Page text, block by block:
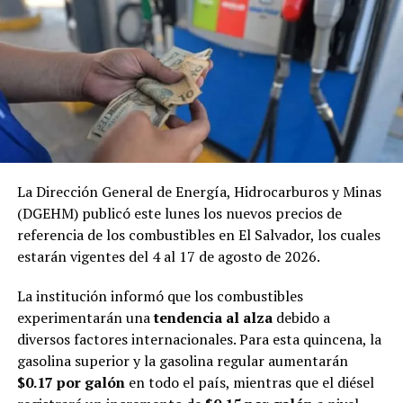
interconectado con el mundo, estamos viendo que
nuestros niveles de inflación están disminuyendo»,
afirmó recientemente, la ministra de Economía, María
Luisa Hayem.
Por otra parte, el BCR informó que El Salvador también
ha registrado una notable disminución anual del 16.7 %
en los precios de los combustibles y lubricantes para el
uno de los países con mayor reducción a escala global.
Facebook X
La Dirección General de Energía, Hidrocarburos y Minas
(DGEHM) publicó este lunes los nuevos precios de
referencia de los combustibles en El Salvador, los cuales
estarán vigentes del 4 al 17 de agosto de 2026.
La institución informó que los combustibles
experimentarán unatendencia al alzadebido a
diversos factores internacionales. Para esta quincena, la
gasolina superior y la gasolina regular aumentarán
$0.17 por galónen todo el país, mientras que el diésel